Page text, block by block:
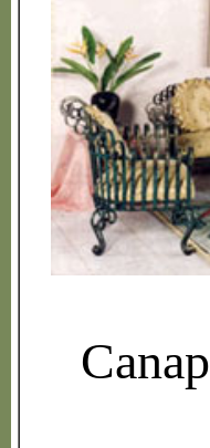
Canap